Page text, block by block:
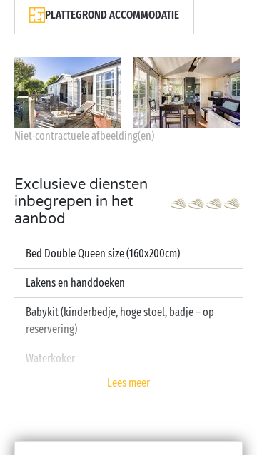
PLATTEGROND ACCOMMODATIE
Niet-contractuele afbeelding(en)
Exclusieve diensten
inbegrepen in het
aanbod
Bed Double Queen size (160x200cm)
Lakens en handdoeken
Babykit (kinderbedje, hoge stoel, badje – op
reservering)
Waterkoker
Lees meer